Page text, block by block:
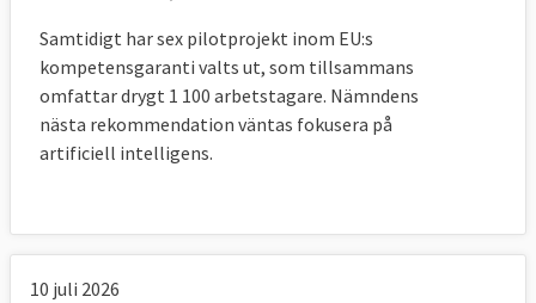
EU-toppmöten i mars och oktober.
Vid bordet sitter då bland andra 20
representanter från fack- och
arbetsgivarsidan samt Europeiska rådets
och stats- och regeringschefen från det
Samtidigt har sex pilotprojekt inom EU:s
kompetensgaranti valts ut, som tillsammans
omfattar drygt 1 100 arbetstagare. Nämndens
nästa rekommendation väntas fokusera på
artificiell intelligens.
10 juli 2026